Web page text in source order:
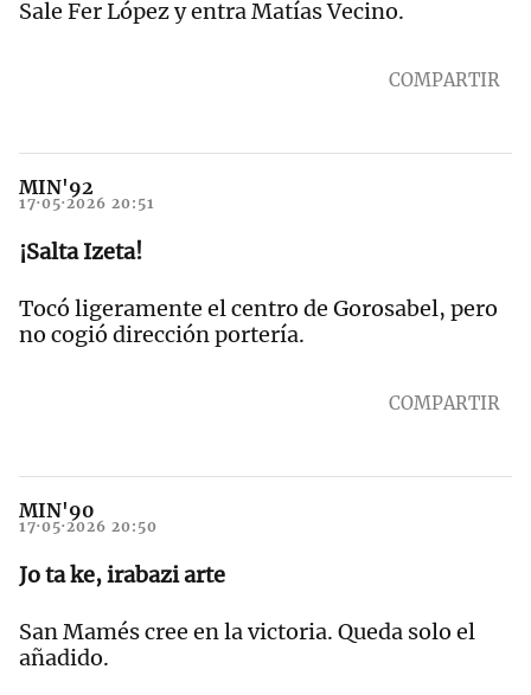
Sale Fer López y entra Matías Vecino.
COMPARTIR
MIN'92
17·05·2026 20:51
¡Salta Izeta!
Tocó ligeramente el centro de Gorosabel, pero
no cogió dirección portería.
COMPARTIR
MIN'90
17·05·2026 20:50
Jo ta ke, irabazi arte
San Mamés cree en la victoria. Queda solo el
añadido.